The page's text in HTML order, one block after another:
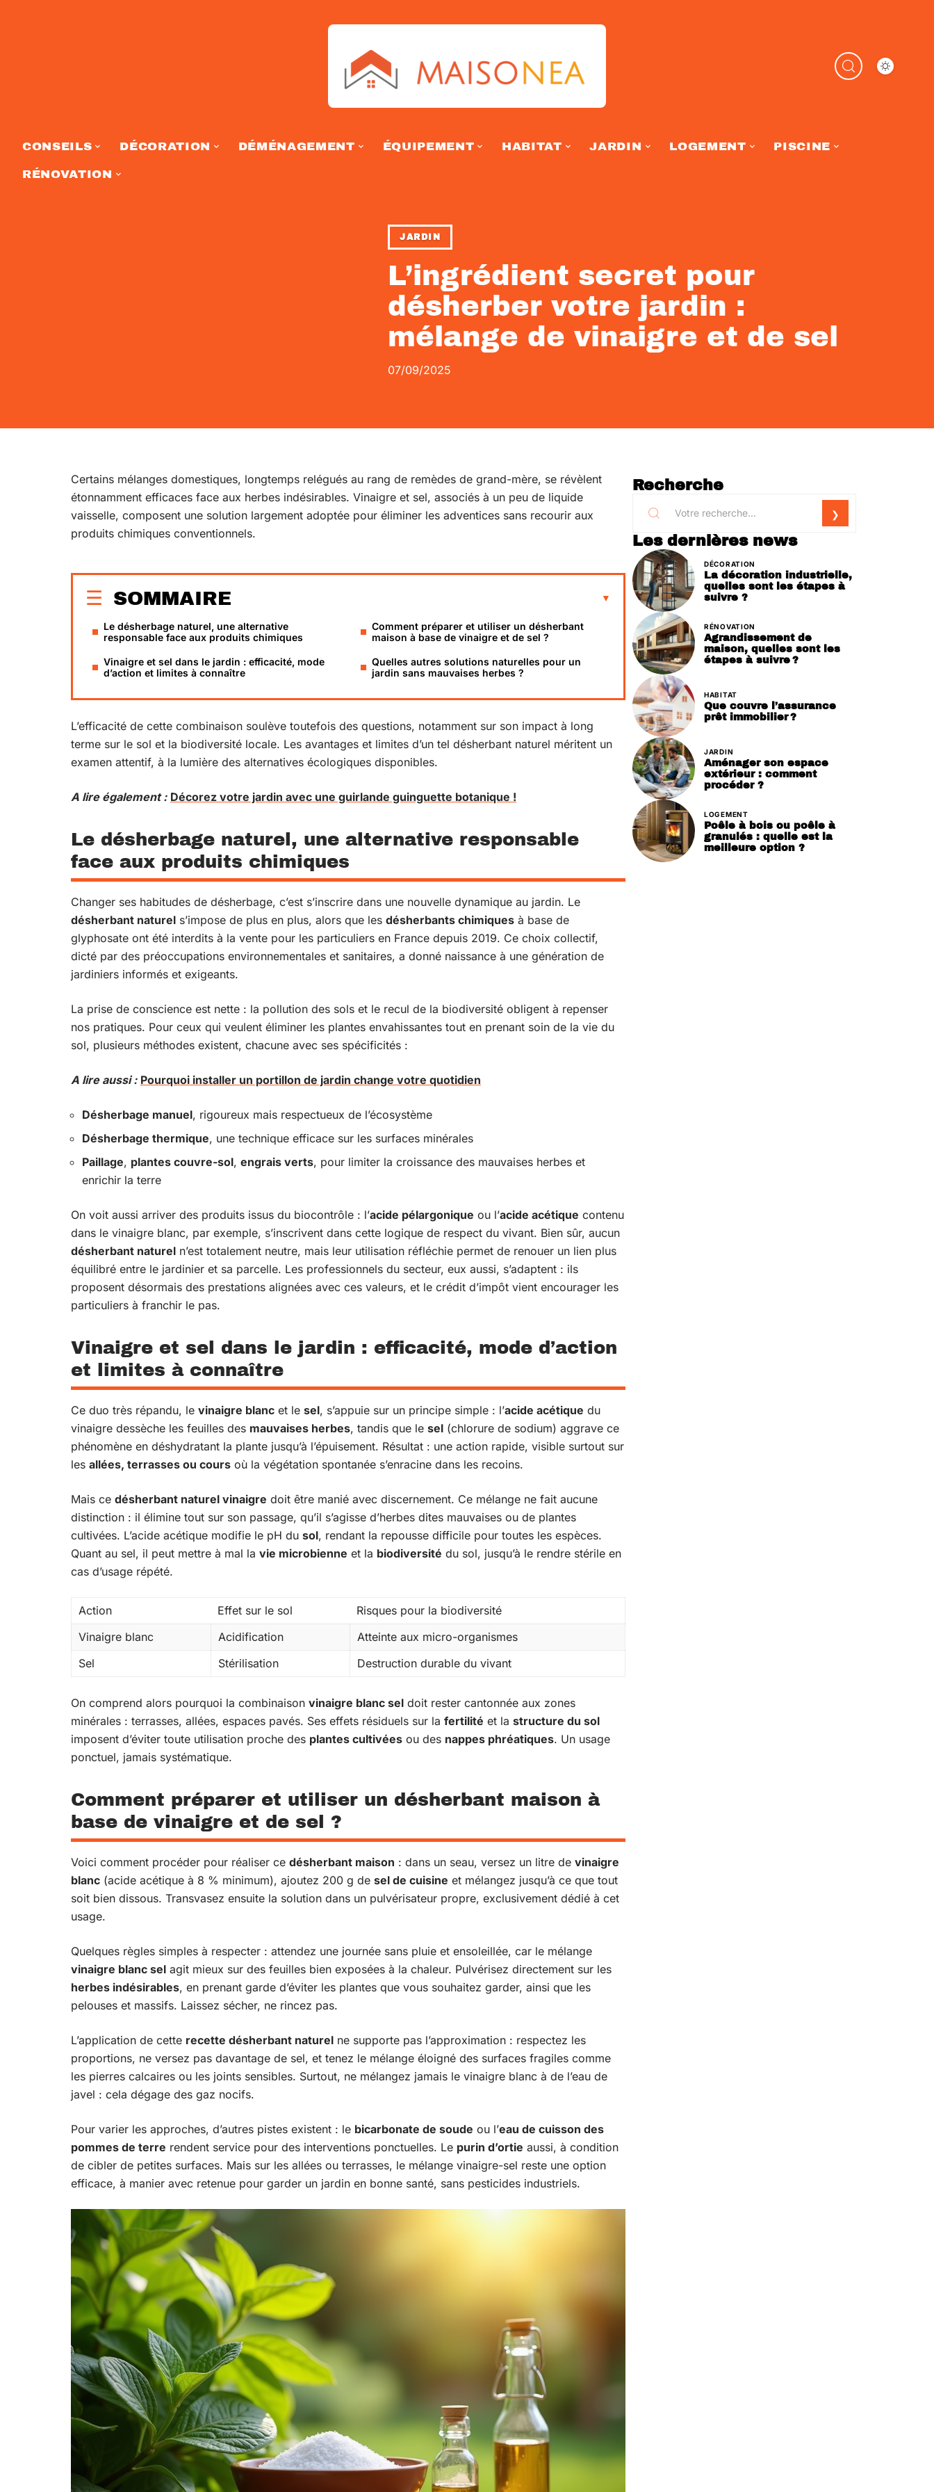
CONSEILS DÉCORATION DÉMÉNAGEMENT ÉQUIPEMENT HABITAT JARDIN LOGEMENT PISCINE
RÉNOVATION
JARDIN
L’ingrédient secret pour
désherber votre jardin :
mélange de vinaigre et de sel
07/09/2025
Certains mélanges domestiques, longtemps relégués au rang de remèdes de grand-mère, se révèlent
étonnamment efficaces face aux herbes indésirables. Vinaigre et sel, associés à un peu de liquide
vaisselle, composent une solution largement adoptée pour éliminer les adventices sans recourir aux
produits chimiques conventionnels.
SOMMAIRE
Le désherbage naturel, une alternative
responsable face aux produits chimiques
Vinaigre et sel dans le jardin : efficacité, mode
d’action et limites à connaître
Comment préparer et utiliser un désherbant
maison à base de vinaigre et de sel ?
Quelles autres solutions naturelles pour un
jardin sans mauvaises herbes ?
L’efficacité de cette combinaison soulève toutefois des questions, notamment sur son impact à long
terme sur le sol et la biodiversité locale. Les avantages et limites d’un tel désherbant naturel méritent un
examen attentif, à la lumière des alternatives écologiques disponibles.
A lire également : Décorez votre jardin avec une guirlande guinguette botanique !
Le désherbage naturel, une alternative responsable
face aux produits chimiques
Changer ses habitudes de désherbage, c’est s’inscrire dans une nouvelle dynamique au jardin. Le
désherbant naturel s’impose de plus en plus, alors que les désherbants chimiques à base de
glyphosate ont été interdits à la vente pour les particuliers en France depuis 2019. Ce choix collectif,
dicté par des préoccupations environnementales et sanitaires, a donné naissance à une génération de
jardiniers informés et exigeants.
La prise de conscience est nette : la pollution des sols et le recul de la biodiversité obligent à repenser
nos pratiques. Pour ceux qui veulent éliminer les plantes envahissantes tout en prenant soin de la vie du
sol, plusieurs méthodes existent, chacune avec ses spécificités :
A lire aussi : Pourquoi installer un portillon de jardin change votre quotidien
Désherbage manuel, rigoureux mais respectueux de l’écosystème
Désherbage thermique, une technique efficace sur les surfaces minérales
Paillage, plantes couvre-sol, engrais verts, pour limiter la croissance des mauvaises herbes et
enrichir la terre
On voit aussi arriver des produits issus du biocontrôle : l’acide pélargonique ou l’acide acétique contenu
dans le vinaigre blanc, par exemple, s’inscrivent dans cette logique de respect du vivant. Bien sûr, aucun
désherbant naturel n’est totalement neutre, mais leur utilisation réfléchie permet de renouer un lien plus
équilibré entre le jardinier et sa parcelle. Les professionnels du secteur, eux aussi, s’adaptent : ils
proposent désormais des prestations alignées avec ces valeurs, et le crédit d’impôt vient encourager les
particuliers à franchir le pas.
Vinaigre et sel dans le jardin : efficacité, mode d’action
et limites à connaître
Ce duo très répandu, le vinaigre blanc et le sel, s’appuie sur un principe simple : l’acide acétique du
vinaigre dessèche les feuilles des mauvaises herbes, tandis que le sel (chlorure de sodium) aggrave ce
phénomène en déshydratant la plante jusqu’à l’épuisement. Résultat : une action rapide, visible surtout sur
les allées, terrasses ou cours où la végétation spontanée s’enracine dans les recoins.
Mais ce désherbant naturel vinaigre doit être manié avec discernement. Ce mélange ne fait aucune
distinction : il élimine tout sur son passage, qu’il s’agisse d’herbes dites mauvaises ou de plantes
cultivées. L’acide acétique modifie le pH du sol, rendant la repousse difficile pour toutes les espèces.
Quant au sel, il peut mettre à mal la vie microbienne et la biodiversité du sol, jusqu’à le rendre stérile en
cas d’usage répété.
Action Effet sur le sol
Risques pour la biodiversité
Vinaigre blanc
Acidification
Atteinte aux micro-organismes
Sel
Stérilisation Destruction durable du vivant
On comprend alors pourquoi la combinaison vinaigre blanc sel doit rester cantonnée aux zones
minérales : terrasses, allées, espaces pavés. Ses effets résiduels sur la fertilité et la structure du sol
imposent d’éviter toute utilisation proche des plantes cultivées ou des nappes phréatiques. Un usage
ponctuel, jamais systématique.
Comment préparer et utiliser un désherbant maison à
base de vinaigre et de sel ?
Voici comment procéder pour réaliser ce désherbant maison : dans un seau, versez un litre de vinaigre
blanc (acide acétique à 8 % minimum), ajoutez 200 g de sel de cuisine et mélangez jusqu’à ce que tout
soit bien dissous. Transvasez ensuite la solution dans un pulvérisateur propre, exclusivement dédié à cet
usage.
Quelques règles simples à respecter : attendez une journée sans pluie et ensoleillée, car le mélange
vinaigre blanc sel agit mieux sur des feuilles bien exposées à la chaleur. Pulvérisez directement sur les
herbes indésirables, en prenant garde d’éviter les plantes que vous souhaitez garder, ainsi que les
pelouses et massifs. Laissez sécher, ne rincez pas.
L’application de cette recette désherbant naturel ne supporte pas l’approximation : respectez les
proportions, ne versez pas davantage de sel, et tenez le mélange éloigné des surfaces fragiles comme
les pierres calcaires ou les joints sensibles. Surtout, ne mélangez jamais le vinaigre blanc à de l’eau de
javel : cela dégage des gaz nocifs.
Pour varier les approches, d’autres pistes existent : le bicarbonate de soude ou l’eau de cuisson des
pommes de terre rendent service pour des interventions ponctuelles. Le purin d’ortie aussi, à condition
de cibler de petites surfaces. Mais sur les allées ou terrasses, le mélange vinaigre-sel reste une option
efficace, à manier avec retenue pour garder un jardin en bonne santé, sans pesticides industriels.
Recherche
Les dernières news
DÉCORATION
La décoration industrielle,
quelles sont les étapes à
suivre ?
RÉNOVATION
Agrandissement de
maison, quelles sont les
étapes à suivre ?
HABITAT
Que couvre l’assurance
prêt immobilier ?
JARDIN
Aménager son espace
extérieur : comment
procéder ?
LOGEMENT
Poêle à bois ou poêle à
granulés : quelle est la
meilleure option ?